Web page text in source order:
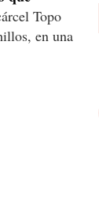
Topo
en una